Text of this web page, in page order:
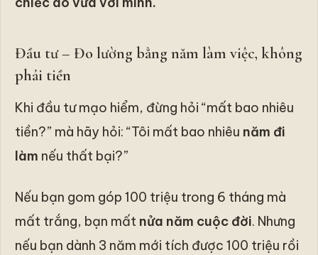
Đầu tư – Đo lường bằng năm làm việc, không
phải tiền
Khi đầu tư mạo hiểm, đừng hỏi “mất bao nhiêu
tiền?” mà hãy hỏi: “Tôi mất bao nhiêu năm đi
làm nếu thất bại?”
Nếu bạn gom góp 100 triệu trong 6 tháng mà
mất trắng, bạn mất nửa năm cuộc đời. Nhưng
nếu bạn dành 3 năm mới tích được 100 triệu rồi